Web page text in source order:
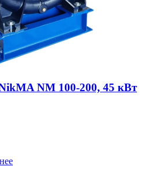
NM 100-200, 45 кВт